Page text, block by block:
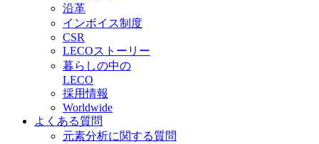
沿革
インボイス制度
CSR
LECOストーリー
暮らしの中の
LECO
採用情報
Worldwide
よくある質問
元素分析に関する質問